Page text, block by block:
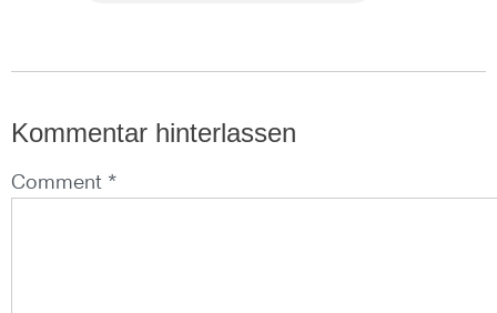
Kommentar hinterlassen
Comment *